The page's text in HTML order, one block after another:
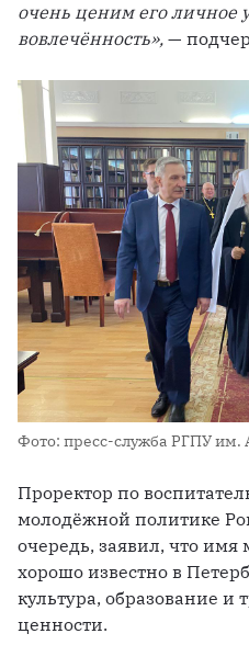
очень ценим его личное
вовлечённость», —
Фото: пресс-служба РГПУ им.
Проректор по
молодёжной политике
очередь, заявил, что
хорошо известно в
культура, образование
ценности.